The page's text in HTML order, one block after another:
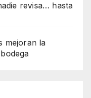
revisa… hasta
mejoran la